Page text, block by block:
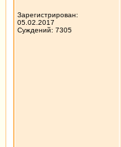
Зарегистрирован:
05.02.2017
Суждений: 7305